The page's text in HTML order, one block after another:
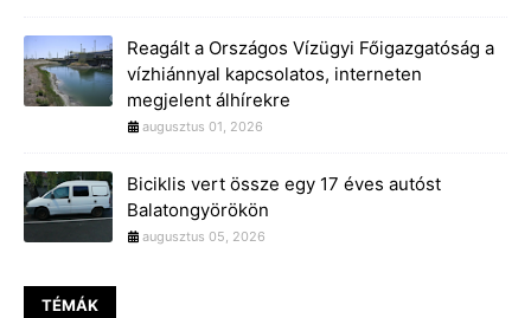
Reagált a Országos Vízügyi Főigazgatóság a
vízhiánnyal kapcsolatos, interneten
megjelent álhírekre
augusztus 01, 2026
Biciklis vert össze egy 17 éves autóst
Balatongyörökön
augusztus 05, 2026
TÉMÁK